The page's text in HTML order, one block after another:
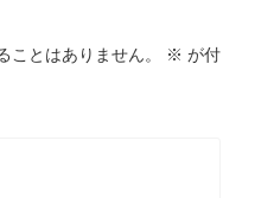
ことはありません。 ※ が付